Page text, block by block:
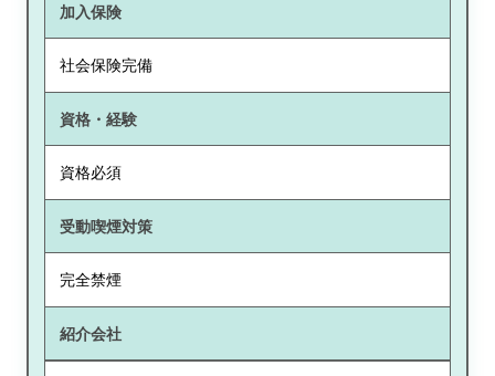
加入保険
社会保険完備
資格・経験
資格必須
受動喫煙対策
完全禁煙
紹介会社